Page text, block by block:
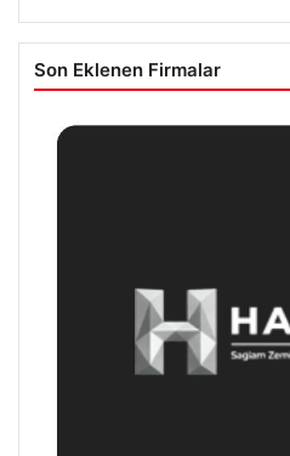
Son Eklenen Firmalar